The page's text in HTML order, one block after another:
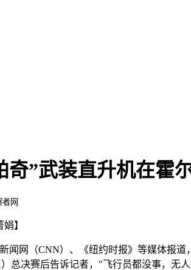
奇”武装直升机在霍
者网
】
闻网（CNN）、《纽约时报》等媒体报
总决赛后告诉记者，"飞行员都没事，无人